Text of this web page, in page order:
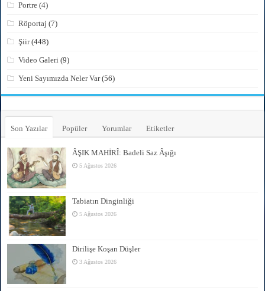
Portre (4)
Röportaj (7)
Şiir(448)
Video Galeri (9)
Yeni Sayımızda Neler Var(56)
Son Yazılar Popüler Yorumlar Etiketler
ÂŞIK MAHİRÎ: Badeli Saz Âşığı
5 Ağustos 2026
Tabiatın Dinginliği
5 Ağustos 2026
Dirilişe Koşan Düşler
3 Ağustos 2026